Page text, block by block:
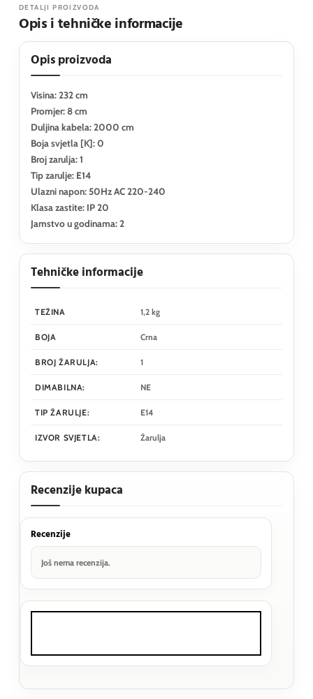
DETALJI PROIZVODA
Opis i tehničke informacije
Opis proizvoda
Visina: 232 cm
Promjer: 8 cm
Duljina kabela: 2000 cm
Boja svjetla [K]: 0
Broj zarulja: 1
Tip zarulje: E14
Ulazni napon: 50Hz AC 220-240
Klasa zastite: IP 20
Jamstvo u godinama: 2
Tehničke informacije
TEŽINA 1,2 kg
BOJA Crna
BROJ ŽARULJA: 1
DIMABILNA: NE
TIP ŽARULJE: E14
IZVOR SVJETLA: Žarulja
Recenzije kupaca
Recenzije
Još nema recenzija.